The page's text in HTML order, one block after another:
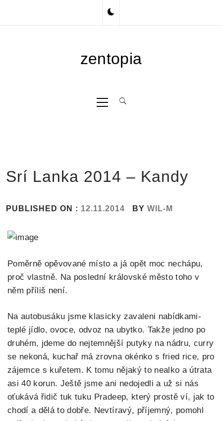
zentopia
Primary
Menu
Srí Lanka 2014 – Kandy
PUBLISHED ON : 12.11.2014 BY WIL-M
Poměrně opěvované místo a já opět moc nechápu,
proč vlastně. Na poslední královské město toho v
něm příliš není.
Na autobusáku jsme klasicky zavaleni nabídkami-
teplé jídlo, ovoce, odvoz na ubytko. Takže jedno po
druhém, jdeme do nejtemnější putyky na nádru, curry
se nekoná, kuchař má zrovna okénko s fried rice, pro
zájemce s kuřetem. K tomu nějaký to nealko a útrata
asi 40 korun. Ještě jsme ani nedojedli a už si nás
oťukává řidič tuk tuku Pradeep, který prostě ví, jak to
chodí a dělá to dobře. Nevtíravý, příjemný, pomohl